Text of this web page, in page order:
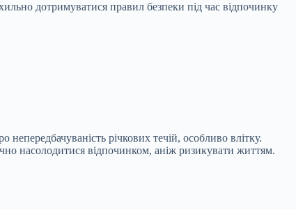
дотримуватися правил безпеки під час відпочинку
річкових течій, особливо влітку.
насолодитися відпочинком, аніж ризикувати життям.